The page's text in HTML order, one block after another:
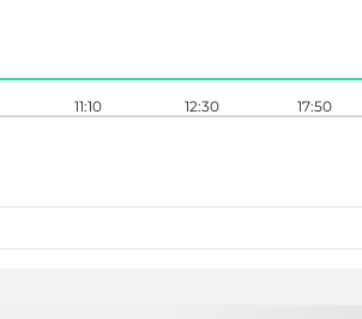
11:10 12:30 17:50